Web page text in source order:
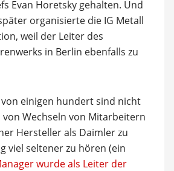
Evan Horetsky gehalten. Und
organisierte die IG Metall
weil der Leiter des
in Berlin ebenfalls zu
einigen hundert sind nicht
von Wechseln von Mitarbeitern
Hersteller als Daimler zu
viel seltener zu hören (ein
wurde als Leiter der